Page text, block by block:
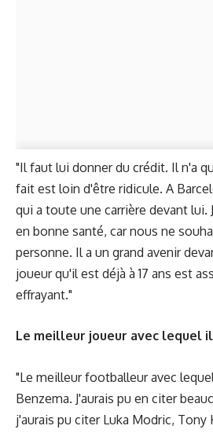
"Il faut lui donner du crédit. Il n'a
fait est loin d'être ridicule. A
qui a toute une carrière devant lui.
en bonne santé, car nous ne
personne. Il a un grand avenir
joueur qu'il est déjà à 17 ans est
effrayant."
Le meilleur joueur avec lequel
"Le meilleur footballeur avec
Benzema. J'aurais pu en citer
j'aurais pu citer Luka Modric, Tony